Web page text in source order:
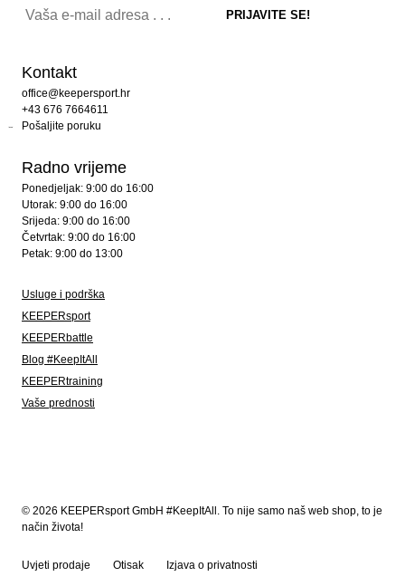
Kontakt
office@keepersport.hr
+43 676 7664611
Pošaljite poruku
Radno vrijeme
Ponedjeljak: 9:00 do 16:00
Utorak: 9:00 do 16:00
Srijeda: 9:00 do 16:00
Četvrtak: 9:00 do 16:00
Petak: 9:00 do 13:00
Usluge i podrška
KEEPERsport
KEEPERbattle
Blog #KeepItAll
KEEPERtraining
Vaše prednosti
© 2026 KEEPERsport GmbH #KeepItAll. To nije samo naš web shop, to je
način života!
Uvjeti prodaje Otisak Izjava o privatnosti